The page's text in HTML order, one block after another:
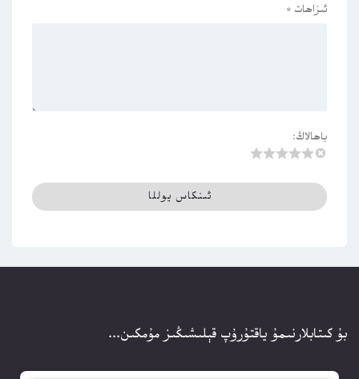
ئىزاھات *
باھالاڭ:
بۇ كىتابلارنىمۇ ياقتۇرۇپ قېلىشىڭىز مۇمكىن...